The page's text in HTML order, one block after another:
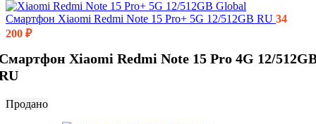
Смартфон Xiaomi Redmi Note 15 Pro+ 5G 12/512GB RU 34
200 ₽
Xiaomi Redmi Note 15 Pro 4G 12/
Продано